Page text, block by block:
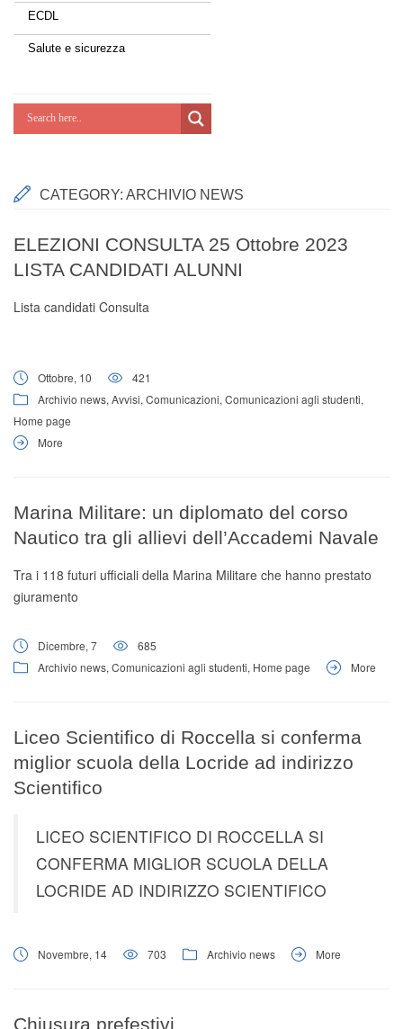
Lab Green
Potenziamoci
ECDL
Salute e sicurezza
CATEGORY: ARCHIVIO NEWS
ELEZIONI CONSULTA 25 Ottobre 2023
LISTA CANDIDATI ALUNNI
Lista candidati Consulta
Ottobre, 10
421
Archivio news, Avvisi, Comunicazioni, Comunicazioni agli studenti,
Home page
More
Marina Militare: un diplomato del corso
Nautico tra gli allievi dell’Accademi Navale
Tra i 118 futuri ufficiali della Marina Militare che hanno prestato
giuramento
Dicembre, 7
685
Archivio news, Comunicazioni agli studenti, Home page More
Liceo Scientifico di Roccella si conferma
miglior scuola della Locride ad indirizzo
Scientifico
LICEO SCIENTIFICO DI ROCCELLA SI
CONFERMA MIGLIOR SCUOLA DELLA
LOCRIDE AD INDIRIZZO SCIENTIFICO
Novembre, 14 703 Archivio news More
Chiusura prefestivi